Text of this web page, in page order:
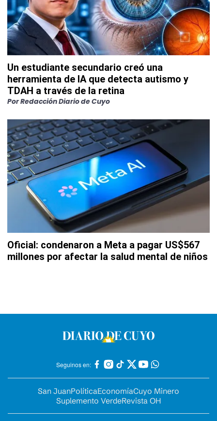
Un estudiante secundario creó una
herramienta de IA que detecta autismo y
TDAH a través de la retina
PorRedacción Diario de Cuyo
Oficial: condenaron a Meta a pagar US$567
millones por afectar la salud mental de niños
Seguinos en:
San JuanPolíticaEconomíaCuyo Minero
Suplemento VerdeRevista OH